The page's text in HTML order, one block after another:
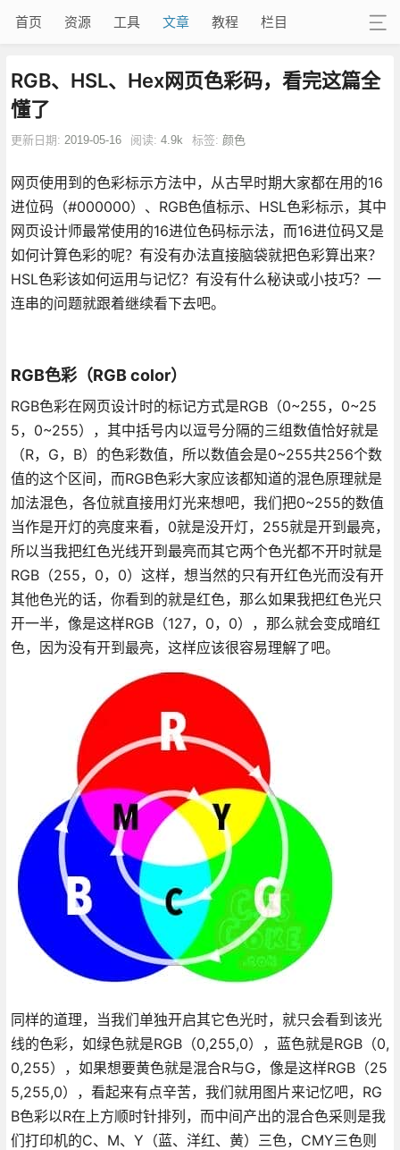
首页 资源 工具 文章 教程 栏目
RGB、HSL、Hex网页色彩码，看完这篇全
懂了
更新日期: 2019-05-16 阅读: 4.9k 标签: 颜色
网页使用到的色彩标示方法中，从古早时期大家都在用的16
进位码（#000000）、RGB色值标示、HSL色彩标示，其中
网页设计师最常使用的16进位色码标示法，而16进位码又是
如何计算色彩的呢？有没有办法直接脑袋就把色彩算出来？
HSL色彩该如何运用与记忆？有没有什么秘诀或小技巧？一
连串的问题就跟着继续看下去吧。
RGB色彩（RGB color）
RGB色彩在网页设计时的标记方式是RGB（0~255，0~25
5，0~255），其中括号内以逗号分隔的三组数值恰好就是
（R，G，B）的色彩数值，所以数值会是0~255共256个数
值的这个区间，而RGB色彩大家应该都知道的混色原理就是
加法混色，各位就直接用灯光来想吧，我们把0~255的数值
当作是开灯的亮度来看，0就是没开灯，255就是开到最亮，
所以当我把红色光线开到最亮而其它两个色光都不开时就是
RGB（255，0，0）这样，想当然的只有开红色光而没有开
其他色光的话，你看到的就是红色，那么如果我把红色光只
开一半，像是这样RGB（127，0，0），那么就会变成暗红
色，因为没有开到最亮，这样应该很容易理解了吧。
同样的道理，当我们单独开启其它色光时，就只会看到该光
线的色彩，如绿色就是RGB（0,255,0），蓝色就是RGB（0,
0,255），如果想要黄色就是混合R与G，像是这样RGB（25
5,255,0），看起来有点辛苦，我们就用图片来记忆吧，RG
B色彩以R在上方顺时针排列，而中间产出的混合色采则是我
们打印机的C、M、Y（蓝、洋红、黄）三色，CMY三色则